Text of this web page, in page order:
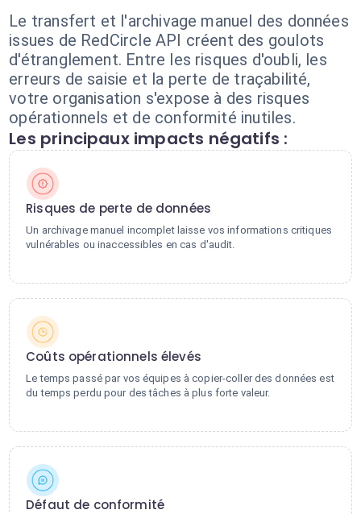
Le transfert et l'archivage manuel des données
issues de RedCircle API créent des goulots
d'étranglement. Entre les risques d'oubli, les
erreurs de saisie et la perte de traçabilité,
votre organisation s'expose à des risques
opérationnels et de conformité inutiles.
Les principaux impacts négatifs :
Risques de perte de données
Un archivage manuel incomplet laisse vos informations critiques
vulnérables ou inaccessibles en cas d'audit.
Coûts opérationnels élevés
Le temps passé par vos équipes à copier-coller des données est
du temps perdu pour des tâches à plus forte valeur.
Défaut de conformité